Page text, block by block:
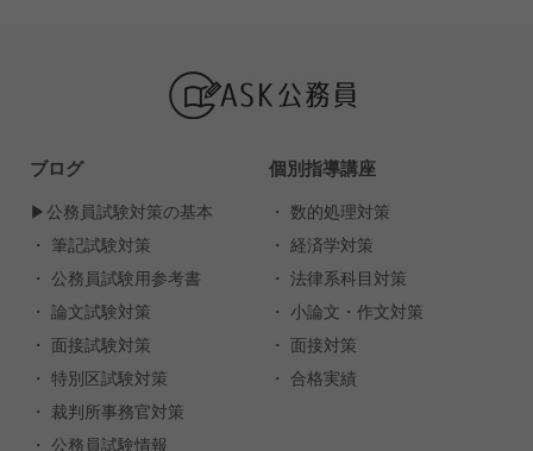
ブログ
▶︎公務員試験対策の基本
・ 筆記試験対策
・ 公務員試験用参考書
・ 論文試験対策
・ 面接試験対策
・ 特別区試験対策
・ 裁判所事務官対策
・ 公務員試験情報
個別指導講座
・ 数的処理対策
・ 経済学対策
・ 法律系科目対策
・ 小論文・作文対策
・ 面接対策
・ 合格実績